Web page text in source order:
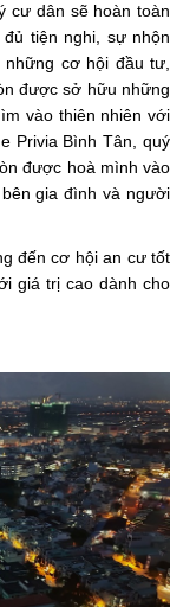
cư dân sẽ hoàn toàn
tiện nghi, sự nhộn
những cơ hội đầu tư,
được sở hữu những
vào thiên nhiên với
Privia Bình Tân, quý
được hoà mình vào
gia đình và người
đến cơ hội an cư tốt
giá trị cao dành cho